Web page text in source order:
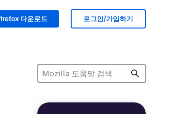
다운로드 로그인/가입하기